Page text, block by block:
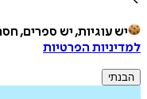
יש עוגיות, יש ספרים,
למדיניות הפרטיות
הבנתי